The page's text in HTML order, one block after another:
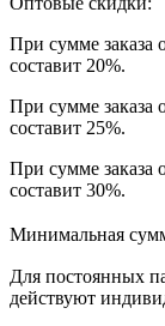
При сумме заказа
составит 20%.
При сумме заказа
составит 25%.
При сумме заказа
составит 30%.
Минимальная
Для постоянных
действуют